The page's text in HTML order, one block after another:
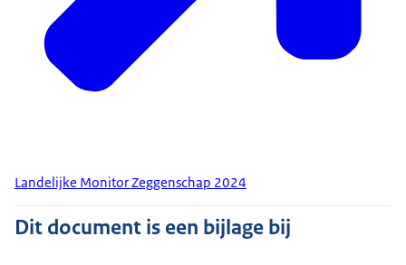
Landelijke Monitor Zeggenschap 2024
Dit document is een bijlage bij